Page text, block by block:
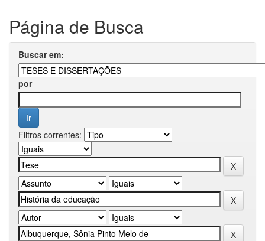
Página de Busca
Buscar em:
por
Filtros correntes: